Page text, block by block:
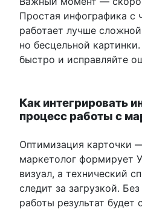
Простая инфографика с
работает лучше
но бесцельной
быстро и исправляйте
Как интегрировать
процесс работы с
Оптимизация карточки
маркетолог формирует
визуал, а технический
следит за загрузкой.
работы результат будет